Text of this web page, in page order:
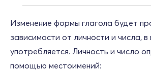
Изменение формы глагола будет
зависимости от личности и числа,
употребляется. Личность и число
помощью местоимений: